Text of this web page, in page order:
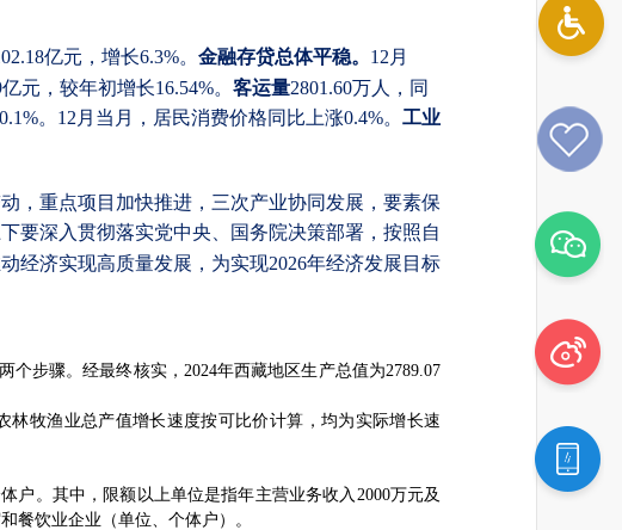
亿元，增长6.3%。 金融存贷总体平稳。 12月
元，较年初增长16.54%。 客运量2801.60万人，同
0.1%。12月当月，居民消费价格同比上涨0.4%。 工业
，重点项目加快推进，三次产业协同发展，要素保
要深入贯彻落实党中央、国务院决策部署，按照自
经济实现高质量发展，为实现2026年经济发展目标
个步骤。经最终核实， 2024年西藏地区生产总值为2789.07
牧渔业总产值增长速度按可比价计算，均为实际增长速
户。其中，限额以上单位是指年主营业务收入 2000万元及
餐饮业企业（单位、个体户）。